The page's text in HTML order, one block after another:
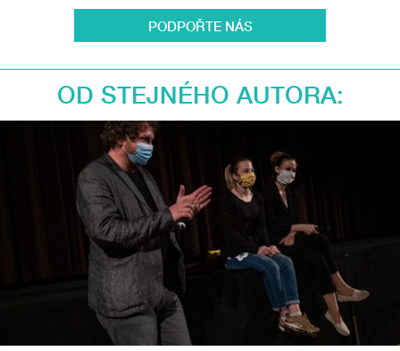
PODPOŘTE NÁS
OD STEJNÉHO AUTORA: